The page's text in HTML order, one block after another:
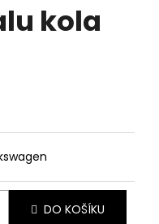
kola
DO KOŠÍKU